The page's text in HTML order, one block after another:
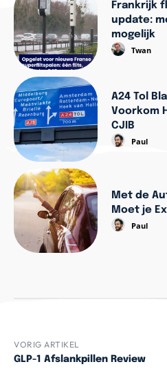
Frankrijk
update:
mogelijk
Twan
A24 Tol
Voorkom
CJIB
Paul
Met de
Moet je
Paul
VORIG ARTIKEL
GLP-1 Afslankpillen Review